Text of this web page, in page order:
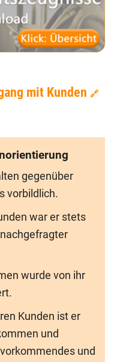
mit Kunden 🔗
gegenüber
vorbildlich.
war er stets
wurde von ihr
Kunden ist er
und
und